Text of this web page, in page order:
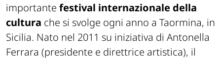
importante festival internazionale della
cultura che si svolge ogni anno a Taormina, in
Sicilia. Nato nel 2011 su iniziativa di Antonella
Ferrara (presidente e direttrice artistica), il